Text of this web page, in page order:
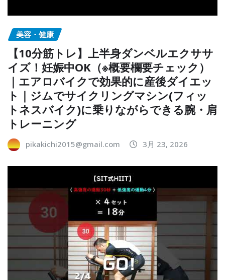
美容・健康
【10分筋トレ】上半身ダンベルエクササ
イズ！妊娠中OK（※概要欄要チェック）
｜エアロバイクで効果的に産後ダイエッ
ト｜ジムでサイクリングマシン(フィッ
トネスバイク)に乗りながらできる腕・肩
トレーニング
pikakichi2015@gmail.com 3月 23, 2026